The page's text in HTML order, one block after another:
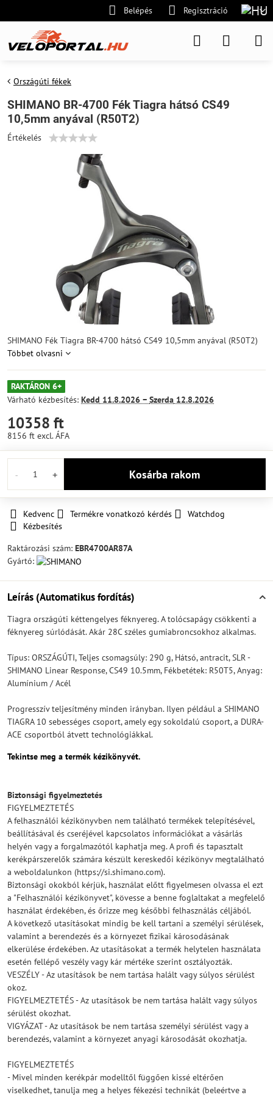
Belépés Regisztráció
Országúti fékek
SHIMANO BR-4700 Fék Tiagra hátsó CS49
10,5mm anyával (R50T2)
Értékelés
SHIMANO Fék Tiagra BR-4700 hátsó CS49 10,5mm anyával (R50T2)
Többet olvasni
RAKTÁRON 6+
Várható kézbesítés: Kedd 11.8.2026 − Szerda 12.8.2026
10358 ft
8156 ft excl. ÁFA
Kosárba rakom
Kedvenc Termékre vonatkozó kérdés
Watchdog
Kézbesítés
Raktározási szám: EBR4700AR87A
Gyártó:
Leírás (Automatikus fordítás)
Tiagra országúti kéttengelyes féknyereg. A tolócsapágy csökkenti a
féknyereg súrlódását. Akár 28C széles gumiabroncsokhoz alkalmas.
Típus: ORSZÁGÚTI, Teljes csomagsúly: 290 g, Hátsó, antracit, SLR -
SHIMANO Linear Response, CS49 10.5mm, Fékbetétek: R50T5, Anyag:
Alumínium / Acél
Progresszív teljesítmény minden irányban. Ilyen például a SHIMANO
TIAGRA 10 sebességes csoport, amely egy sokoldalú csoport, a DURA-
ACE csoportból átvett technológiákkal.
Tekintse meg a termék kézikönyvét.
Biztonsági figyelmeztetés
FIGYELMEZTETÉS
A felhasználói kézikönyvben nem található termékek telepítésével,
beállításával és cseréjével kapcsolatos információkat a vásárlás
helyén vagy a forgalmazótól kaphatja meg. A profi és tapasztalt
kerékpárszerelők számára készült kereskedői kézikönyv megtalálható
a weboldalunkon (https://si.shimano.com).
Biztonsági okokból kérjük, használat előtt figyelmesen olvassa el ezt
a "Felhasználói kézikönyvet", kövesse a benne foglaltakat a megfelelő
használat érdekében, és őrizze meg későbbi felhasználás céljából.
A következő utasításokat mindig be kell tartani a személyi sérülések,
valamint a berendezés és a környezet fizikai károsodásának
elkerülése érdekében. Az utasításokat a termék helytelen használata
esetén fellépő veszély vagy kár mértéke szerint osztályozták.
VESZÉLY - Az utasítások be nem tartása halált vagy súlyos sérülést
okoz.
FIGYELMEZTETÉS - Az utasítások be nem tartása halált vagy súlyos
sérülést okozhat.
VIGYÁZAT - Az utasítások be nem tartása személyi sérülést vagy a
berendezés, valamint a környezet anyagi károsodását okozhatja.
FIGYELMEZTETÉS
- Mivel minden kerékpár modelltől függően kissé eltérően
viselkedhet, tanulja meg a helyes fékezési technikát (beleértve a